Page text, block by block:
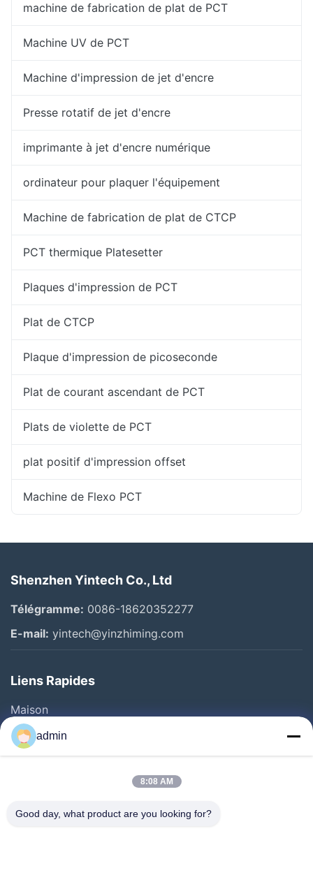
machine de fabrication de plat de PCT
Machine UV de PCT
Machine d'impression de jet d'encre
Presse rotatif de jet d'encre
imprimante à jet d'encre numérique
ordinateur pour plaquer l'équipement
Machine de fabrication de plat de CTCP
PCT thermique Platesetter
Plaques d'impression de PCT
Plat de CTCP
Plaque d'impression de picoseconde
Plat de courant ascendant de PCT
Plats de violette de PCT
plat positif d'impression offset
Machine de Flexo PCT
Shenzhen Yintech Co., Ltd
Télégramme: 0086-18620352277
E-mail: yintech@yinzhiming.com
Liens Rapides
Maison
Produits
Vidéos
Visite D'usine
admin
8:08 AM
Good day, what product are you looking for?